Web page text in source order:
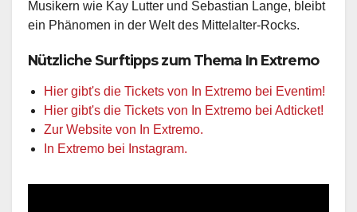
Musikern wie Kay Lutter und Sebastian Lange, bleibt
ein Phänomen in der Welt des Mittelalter-Rocks.
Nützliche Surftipps zum Thema In Extremo
Hier gibt's die Tickets von In Extremo bei Eventim!
Hier gibt's die Tickets von In Extremo bei Adticket!
Zur Website von In Extremo.
In Extremo bei Instagram.